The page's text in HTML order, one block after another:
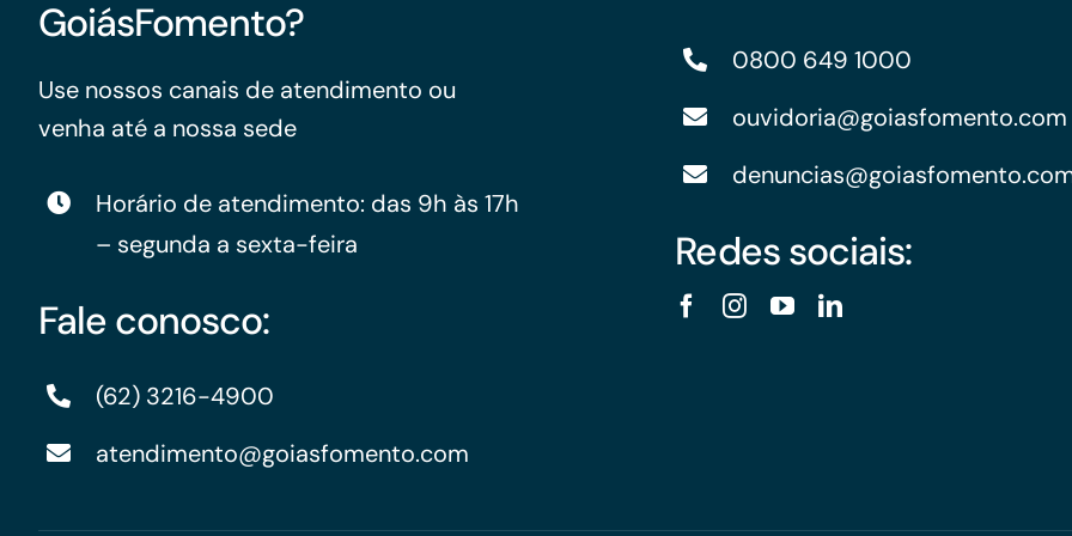
GoiásFomento?
Use nossos canais de atendimento ou
venha até a nossa sede
Horário de atendimento: das 9h às 17h
– segunda a sexta-feira
Fale conosco:
(62) 3216-4900
atendimento@goiasfomento.com
0800 649 1000
ouvidoria@goiasfomento.com
Redes sociais: